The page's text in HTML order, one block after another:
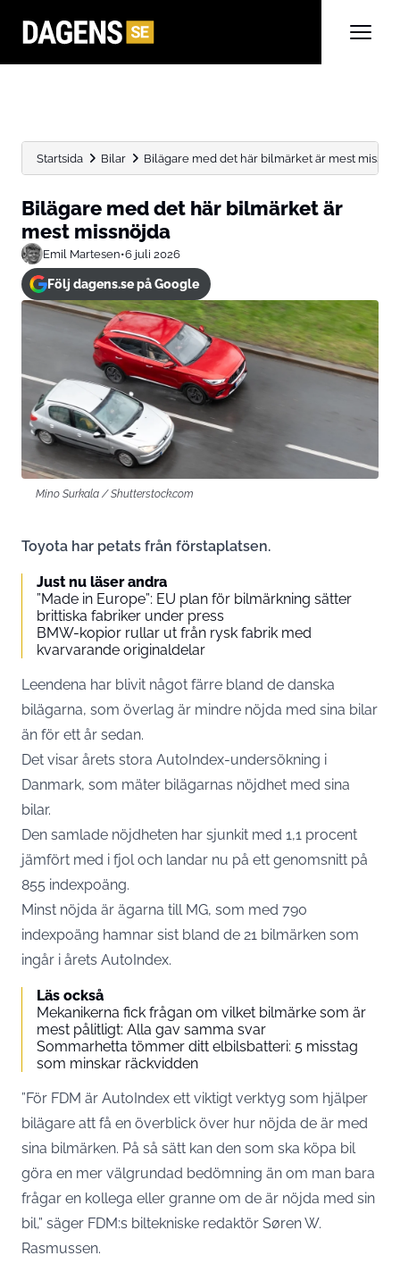
Startsida Bilar Bilägare med det här bilmärket är mest
Bilägare med det här bilmärket är
mest missnöjda
Emil Martesen•6 juli 2026
Följ dagens.se på Google
Mino Surkala / Shutterstock.com
Toyota har petats från förstaplatsen.
Just nu läser andra
”Made in Europe”: EU plan för bilmärkning sätter
brittiska fabriker under press
BMW-kopior rullar ut från rysk fabrik med
kvarvarande originaldelar
Leendena har blivit något färre bland de danska
bilägarna, som överlag är mindre nöjda med sina bilar
än för ett år sedan.
Det visar årets stora AutoIndex-undersökning i
Danmark, som mäter bilägarnas nöjdhet med sina
bilar.
Den samlade nöjdheten har sjunkit med 1,1 procent
jämfört med i fjol och landar nu på ett genomsnitt på
855 indexpoäng.
Minst nöjda är ägarna till MG, som med 790
indexpoäng hamnar sist bland de 21 bilmärken som
ingår i årets AutoIndex.
Läs också
Mekanikerna fick frågan om vilket bilmärke som är
mest pålitligt: Alla gav samma svar
Sommarhetta tömmer ditt elbilsbatteri: 5 misstag
som minskar räckvidden
”För FDM är AutoIndex ett viktigt verktyg som hjälper
bilägare att få en överblick över hur nöjda de är med
sina bilmärken. På så sätt kan den som ska köpa bil
göra en mer välgrundad bedömning än om man bara
frågar en kollega eller granne om de är nöjda med sin
bil,” säger FDM:s biltekniske redaktör Søren W.
Rasmussen.